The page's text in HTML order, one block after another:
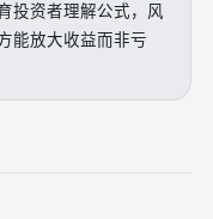
投资者理解公式，风
能放大收益而非亏